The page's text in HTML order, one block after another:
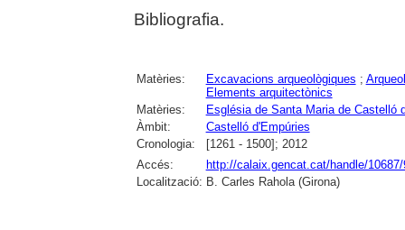
Bibliografia.
Matèries: Excavacions arqueològiques ;
Elements arquitectònics
Matèries:
Església de Santa Maria de Castelló
Àmbit:
Castelló d'Empúries
Cronologia:
[1261 - 1500]; 2012
Accés:
http://calaix.gencat.cat/handle/10687/
Localització: B. Carles Rahola (Girona)